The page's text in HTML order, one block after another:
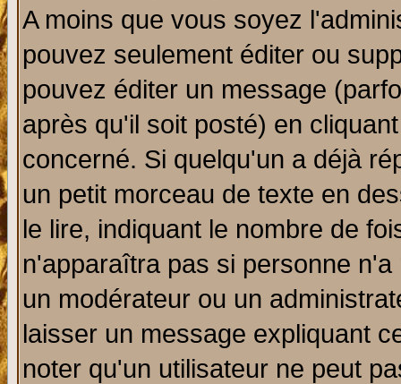
A moins que vous soyez
pouvez seulement éditer ou
pouvez éditer un message
après qu'il soit posté) en
concerné. Si quelqu'un a déjà
un petit morceau de texte en
le lire, indiquant le nombre de
n'apparaîtra pas si personne
un modérateur ou un
laisser un message expliquant
noter qu'un utilisateur ne peut